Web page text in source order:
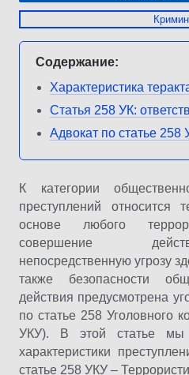
Содержание:
Характеристика
Статья 258 УК:
Адвокат по статье 258
К категории
преступлений относится
основе любого
совершение
непосредственную угрозу
также безопасности
действия предусмотрена
по статье 258 Уголовного
УКУ). В этой статье мы
характеристики
статье 258 УКУ –